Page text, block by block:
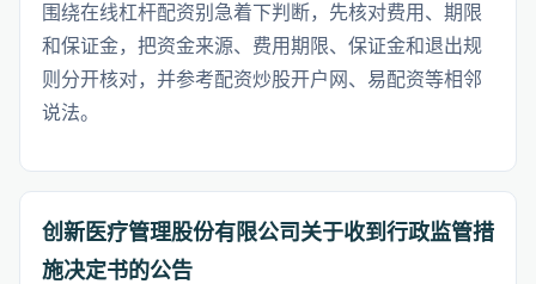
围绕在线杠杆配资别急着下判断，先核对费用、期限
和保证金，把资金来源、费用期限、保证金和退出规
则分开核对，并参考配资炒股开户网、易配资等相邻
说法。
创新医疗管理股份有限公司关于收到行政监管措
施决定书的公告